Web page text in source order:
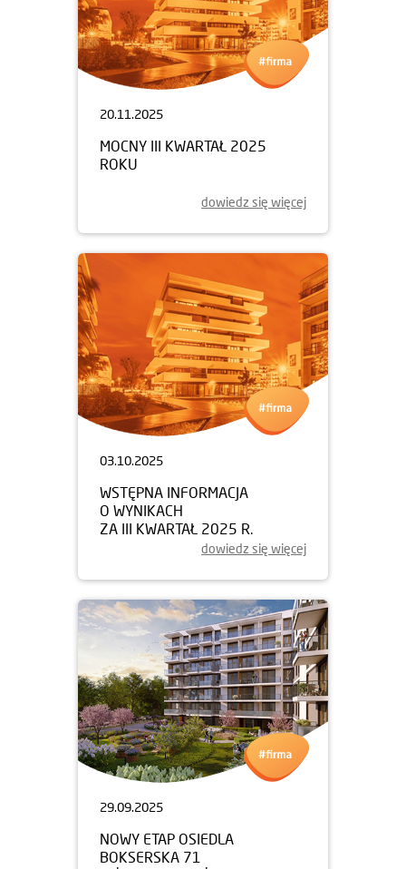
20.11.2025
MOCNY III KWARTAŁ 2025
ROKU
dowiedz się więcej
03.10.2025
WSTĘPNA INFORMACJA
O WYNIKACH
ZA III KWARTAŁ 2025 R.
dowiedz się więcej
29.09.2025
NOWY ETAP OSIEDLA
BOKSERSKA 71